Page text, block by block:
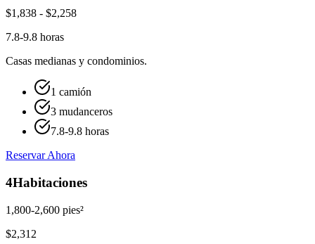
$1,838 - $2,258
7.8-9.8 horas
Casas medianas y condominios.
1 camión
3 mudanceros
7.8-9.8 horas
Reservar Ahora
4Habitaciones
1,800-2,600 pies²
$2,312